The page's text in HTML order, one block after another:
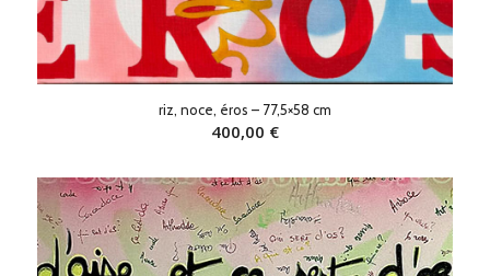
riz, noce, éros – 77,5×58 cm
400,00 €